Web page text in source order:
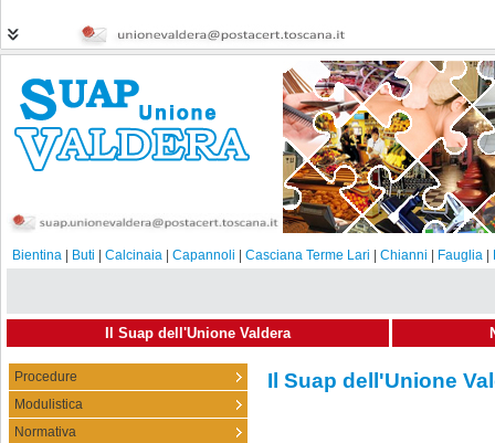
Bientina Buti Calcinaia Capannoli Casciana Terme Lari Chianni Fauglia
Il Suap dell'Unione Valdera
Procedure
Modulistica
Normativa
Il Suap dell'Unione